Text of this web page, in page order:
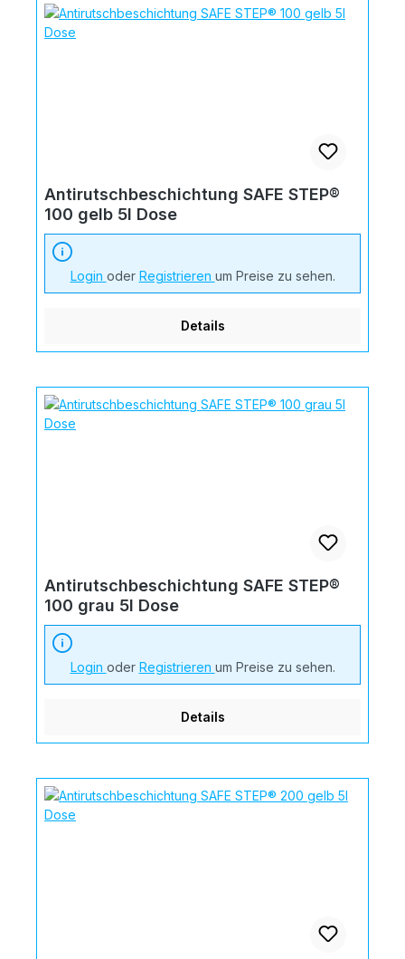
Antirutschbeschichtung SAFE STEP®
100 gelb 5l Dose
Login oder Registrieren um Preise zu sehen.
Details
Antirutschbeschichtung SAFE STEP®
100 grau 5l Dose
Login oder Registrieren um Preise zu sehen.
Details